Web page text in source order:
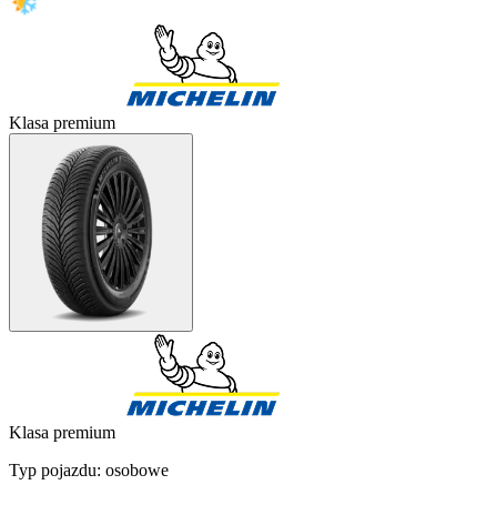
Klasa premium
Klasa premium
Typ pojazdu: osobowe